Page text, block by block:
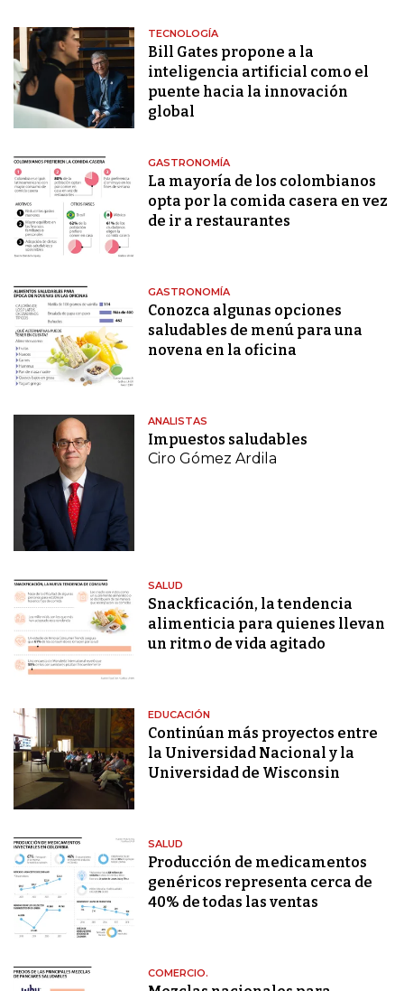
TECNOLOGÍA
Bill Gates propone a la
inteligencia artificial como el
puente hacia la innovación
global
GASTRONOMÍA
La mayoría de los colombianos
opta por la comida casera en vez
de ir a restaurantes
GASTRONOMÍA
Conozca algunas opciones
saludables de menú para una
novena en la oficina
ANALISTAS
Impuestos saludables
Ciro Gómez Ardila
SALUD
Snackficación, la tendencia
alimenticia para quienes llevan
un ritmo de vida agitado
EDUCACIÓN
Continúan más proyectos entre
la Universidad Nacional y la
Universidad de Wisconsin
SALUD
Producción de medicamentos
genéricos representa cerca de
40% de todas las ventas
COMERCIO.